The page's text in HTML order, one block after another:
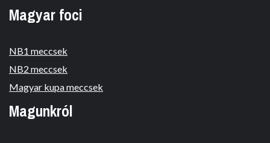
Magyar foci
NB1 meccsek
NB2 meccsek
Magyar kupa meccsek
Magunkról